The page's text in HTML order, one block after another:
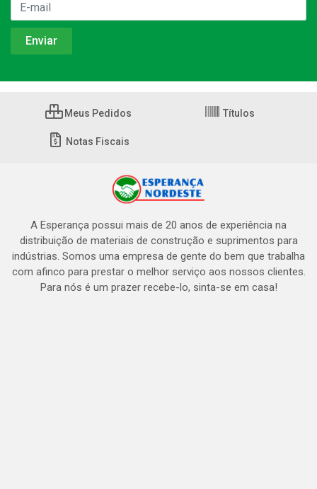
Meus Pedidos Títulos
Notas Fiscais
A Esperança possui mais de 20 anos de experiência na
distribuição de materiais de construção e suprimentos para
indústrias. Somos uma empresa de gente do bem que trabalha
com afinco para prestar o melhor serviço aos nossos clientes.
Para nós é um prazer recebe-lo, sinta-se em casa!